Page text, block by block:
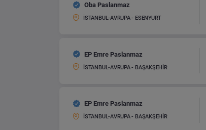
Oba Paslanmaz
İSTANBUL-AVRUPA - ESENYURT
EP Emre Paslanmaz
İSTANBUL-AVRUPA - BAŞAKŞEHİR
EP Emre Paslanmaz
İSTANBUL-AVRUPA - BAŞAKŞEHİR